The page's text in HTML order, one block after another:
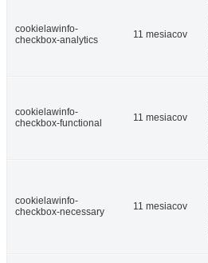
cookielawinfo-
checkbox-analytics
11 mesiacov
cookielawinfo-
checkbox-functional
11 mesiacov
cookielawinfo-
checkbox-necessary
11 mesiacov